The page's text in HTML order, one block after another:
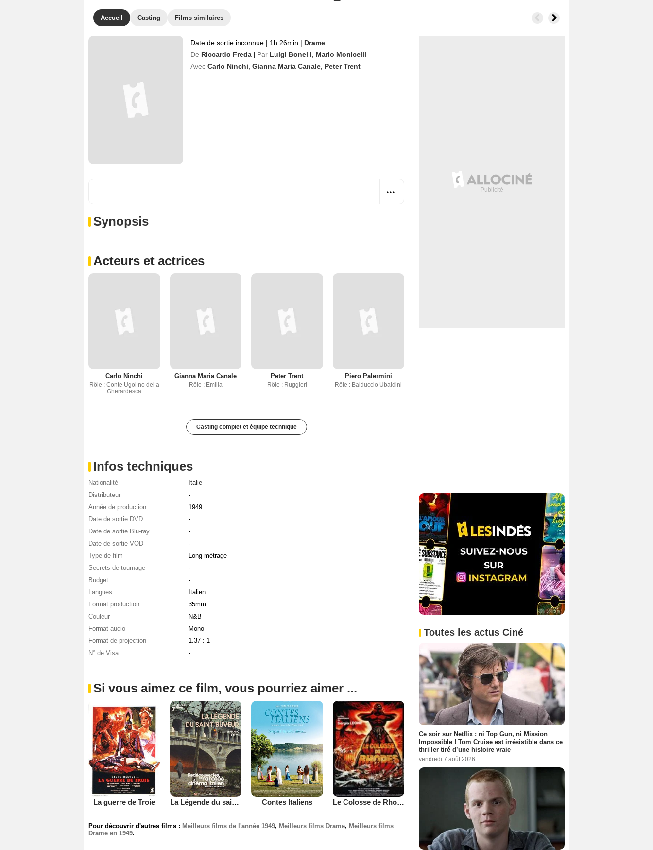
Accueil Casting Films similaires
Date de sortie inconnue | 1h 26min | Drame
De Riccardo Freda Par Luigi Bonelli
Mario Monicelli
Avec Carlo Ninchi Gianna Maria Canale Peter Trent
Synopsis
Acteurs et actrices
Carlo Ninchi
Rôle : Conte Ugolino della
Gherardesca
Gianna Maria Canale
Rôle : Emilia
Peter Trent
Rôle : Ruggieri
Piero Palermini
Rôle : Balduccio Ubaldini
Casting complet et équipe technique
Infos techniques
Nationalité
Italie
Distributeur
-
Année de production
1949
Date de sortie DVD
-
Date de sortie Blu-ray
-
Date de sortie VOD
-
Type de film
Long métrage
Secrets de tournage
-
Budget
-
Langues
Italien
Format production
35mm
Couleur
N&B
Format audio
Mono
Format de projection
1.37 : 1
N° de Visa
-
Si vous aimez ce film, vous pourriez aimer ...
La guerre de Troie La Légende du saint buveur Contes Italiens Le Colosse de Rhodes
Pour découvrir d'autres films : Meilleurs films de l'année 1949, Meilleurs films Drame, Meilleurs films
Drame en 1949.
Toutes les actus Ciné
Ce soir sur Netflix : ni Top Gun, ni Mission
Impossible ! Tom Cruise est irrésistible dans ce
thriller tiré d’une histoire vraie
vendredi 7 août 2026